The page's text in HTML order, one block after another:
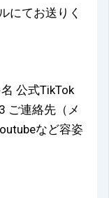
にてお送りく
公式TikTok
ご連絡先（メ
など容姿